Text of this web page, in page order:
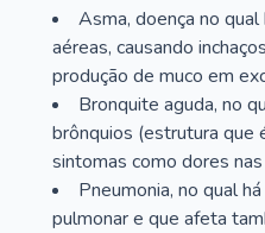
Asma, doença no
aéreas, causando
produção de muco em
Bronquite aguda, no
brônquios (estrutura que
sintomas como dores
Pneumonia, no qual
pulmonar e que afeta